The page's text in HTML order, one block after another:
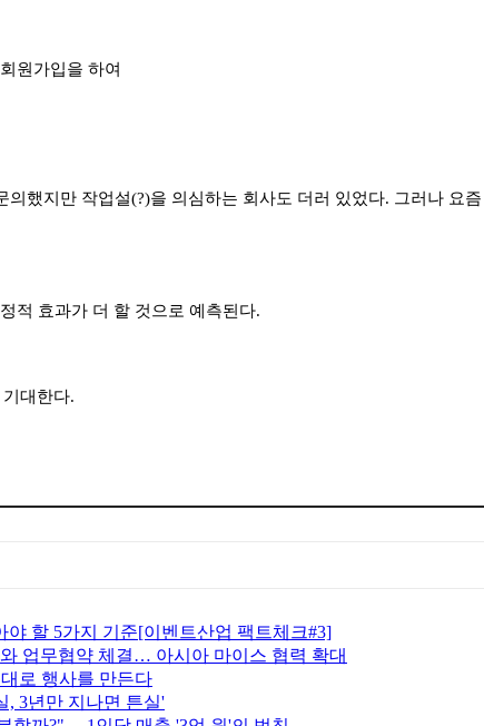
원가입을 하여
의했지만 작업설(?)을 의심하는 회사도 더러 있었다. 그러나 요
적 효과가 더 할 것으로 예측된다.
대한다.
할 5가지 기준[이벤트산업 팩트체크#3]
업무협약 체결… 아시아 마이스 협력 확대
로 행사를 만든다
, 3년만 지나면 튼실'